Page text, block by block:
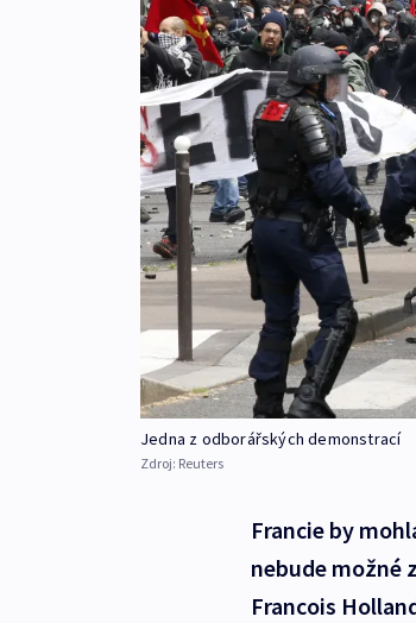
Jedna z odborářských demonstrací
Zdroj: Reuters
Francie by
nebude možné
Francois